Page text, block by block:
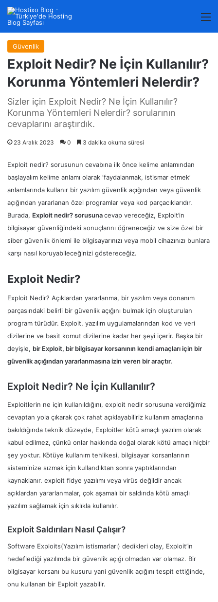
Güvenlik
Exploit Nedir? Ne İçin Kullanılır?
Korunma Yöntemleri Nelerdir?
Sizler için Exploit Nedir? Ne İçin Kullanılır?
Korunma Yöntemleri Nelerdir? sorularının
cevaplarını araştırdık.
23 Aralık 2023 0 3 dakika okuma süresi
Exploit nedir? sorusunun cevabına ilk önce kelime anlamından
başlayalım kelime anlamı olarak ‘faydalanmak, istismar etmek’
anlamlarında kullanır bir yazılım güvenlik açığından veya güvenlik
açığından yararlanan özel programlar veya kod parçacıklarıdır.
Burada, Exploit nedir? sorusunacevap vereceğiz, Exploit’in
bilgisayar güvenliğindeki sonuçlarını öğreneceğiz ve size özel bir
siber güvenlik önlemi ile bilgisayarınızı veya mobil cihazınızı bunlara
karşı nasıl koruyabileceğinizi göstereceğiz.
Exploit Nedir?
Exploit Nedir? Açıklardan yararlanma, bir yazılım veya donanım
parçasındaki belirli bir güvenlik açığını bulmak için oluşturulan
program türüdür. Exploit, yazılım uygulamalarından kod ve veri
dizilerine ve basit komut dizilerine kadar her şeyi içerir. Başka bir
deyişle, bir Exploit, bir bilgisayar korsanının kendi amaçları için bir
güvenlik açığından yararlanmasına izin veren bir araçtır.
Exploit Nedir? Ne İçin Kullanılır?
Exploitlerin ne için kullanıldığını, exploit nedir sorusuna verdiğimiz
cevaptan yola çıkarak çok rahat açıklayabiliriz kullanım amaçlarına
bakıldığında teknik düzeyde, Exploitler kötü amaçlı yazılım olarak
kabul edilmez, çünkü onlar hakkında doğal olarak kötü amaçlı hiçbir
şey yoktur. Kötüye kullanım tehlikesi, bilgisayar korsanlarının
sisteminize sızmak için kullandıktan sonra yaptıklarından
kaynaklanır. exploit fidye yazılımı veya virüs değildir ancak
açıklardan yararlanmalar, çok aşamalı bir saldırıda kötü amaçlı
yazılım sağlamak için sıklıkla kullanılır.
Exploit Saldırıları Nasıl Çalışır?
Software Exploits(Yazılım istismarları) dedikleri olay, Exploit’in
hedeflediği yazılımda bir güvenlik açığı olmadan var olamaz. Bir
bilgisayar korsanı bu kusuru yani güvenlik açığını tespit ettiğinde,
onu kullanan bir Exploit yazabilir.